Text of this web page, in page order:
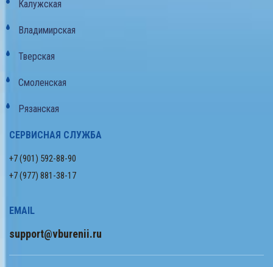
Калужская
Владимирская
Тверская
Смоленская
Рязанская
СЕРВИСНАЯ СЛУЖБА
+7 (901) 592-88-90
+7 (977) 881-38-17
EMAIL
support@vburenii.ru